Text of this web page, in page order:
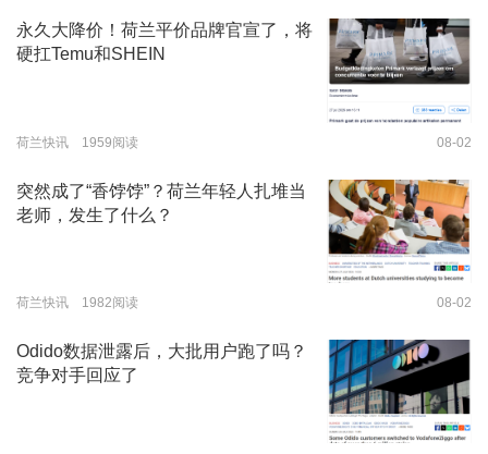
永久大降价！荷兰平价品牌官宣了，将
硬扛Temu和SHEIN
荷兰快讯 1959阅读 08-02
突然成了“香饽饽”？荷兰年轻人扎堆当
老师，发生了什么？
荷兰快讯 1982阅读 08-02
Odido数据泄露后，大批用户跑了吗？
竞争对手回应了